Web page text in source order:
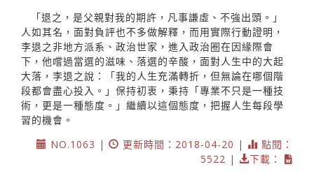
「退之，是父親對我的期許，凡事謙虛、不強出頭。」
人如其名，面對負評也不多做解釋，而用實際行動證明，
李退之非地方派系、政治世家，進入政治圈在因緣際會
下，他嚐過當選的滋味、落選的辛酸，面對人生中的大起
大落，李退之說：「我的人生充滿轉折，但無論在哪個階
段都會盡心投入。」保持初衷，秉持「專業不只是一種技
術，更是一種態度。」繼續以這個態度，把握人生每段學
習的機會。
NO.1063 |
更新時間：2018-04-20 |
點閱：
5522 |
下載：